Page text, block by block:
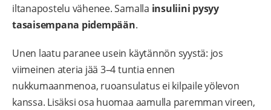
iltanapostelu vähenee. Samalla insuliini pysyy
tasaisempana pidempään.
Unen laatu paranee usein käytännön syystä: jos
viimeinen ateria jää 3–4 tuntia ennen
nukkumaanmenoa, ruoansulatus ei kilpaile yölevon
kanssa. Lisäksi osa huomaa aamulla paremman vireen,